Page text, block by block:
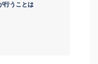
行うことは